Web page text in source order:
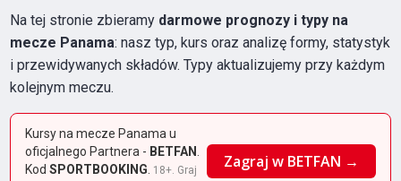
Na tej stronie zbieramy darmowe prognozy i typy na
mecze Panama: nasz typ, kurs oraz analizę formy, statystyk
i przewidywanych składów. Typy aktualizujemy przy każdym
kolejnym meczu.
Kursy na mecze Panama u
oficjalnego Partnera - BETFAN
KodSPORTBOOKING 18+. Graj
Zagraj w BETFAN →